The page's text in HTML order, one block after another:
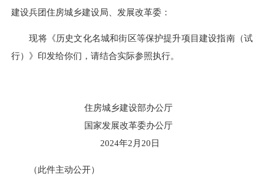
建设兵团住房城乡建设局、发展改革委：
现将《历史文化名城和街区等保护提升项目建设指南（试
行）》印发给你们，请结合实际参照执行。
住房城乡建设部办公厅
国家发展改革委办公厅
2024年2月20日
（此件主动公开）